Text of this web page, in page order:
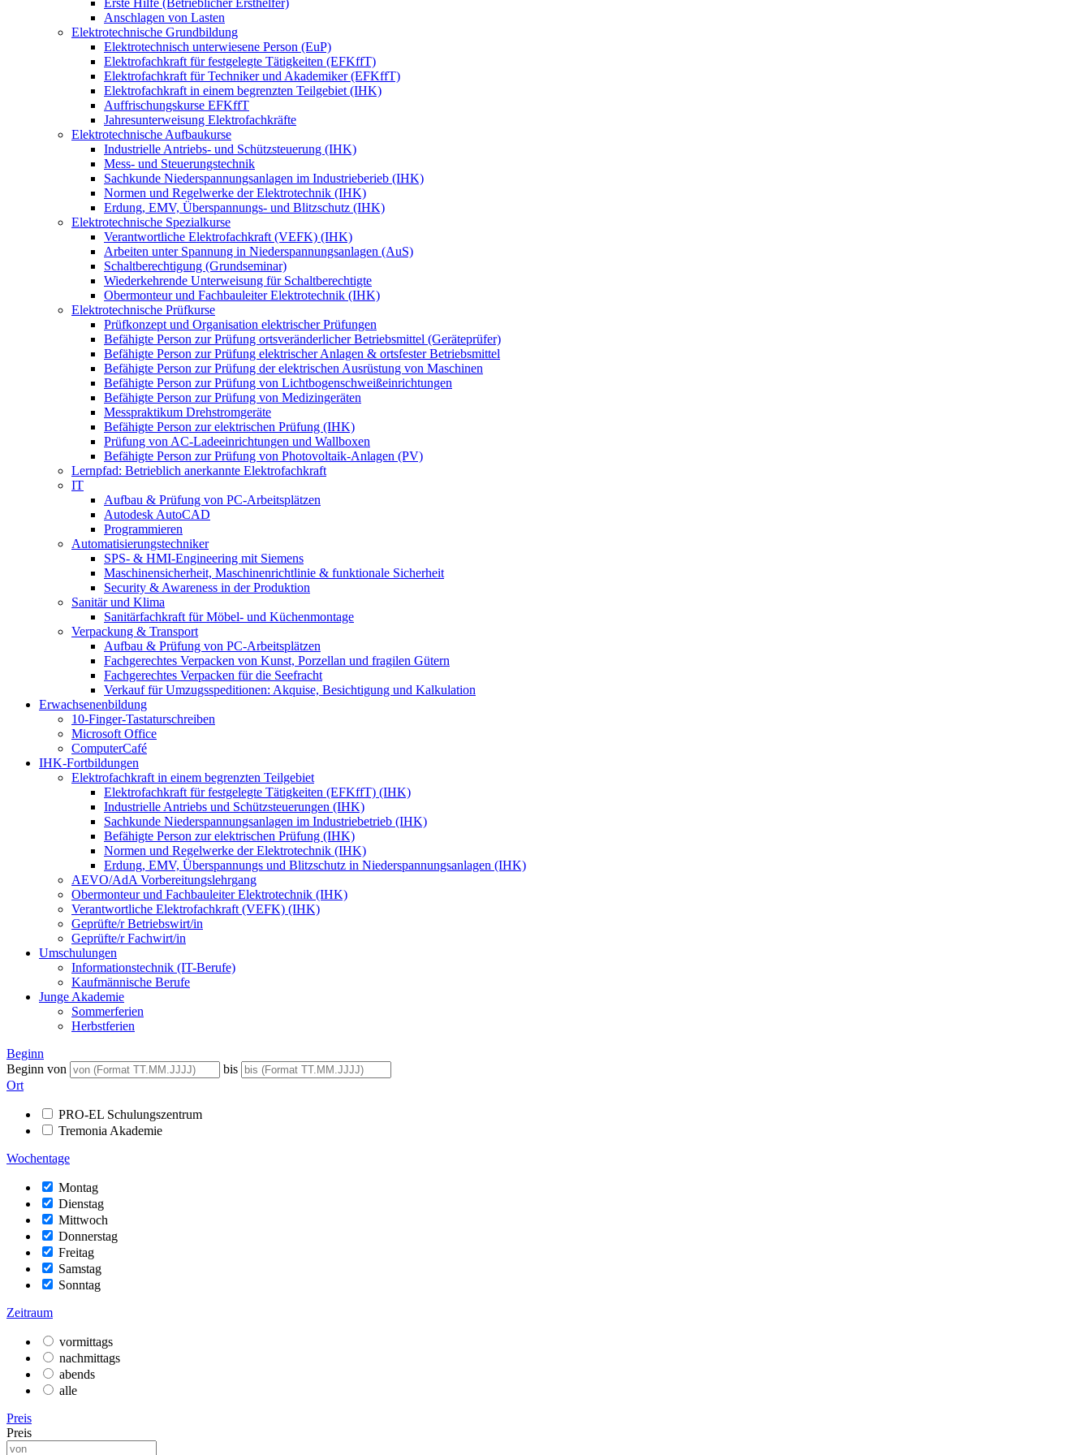
Anschlagen von Lasten
Elektrotechnische Grundbildung
Elektrotechnisch unterwiesene Person (EuP)
Elektrofachkraft für festgelegte Tätigkeiten (EFKffT)
Elektrofachkraft für Techniker und Akademiker (EFKffT)
Elektrofachkraft in einem begrenzten Teilgebiet (IHK)
Auffrischungskurse EFKffT
Jahresunterweisung Elektrofachkräfte
Elektrotechnische Aufbaukurse
Industrielle Antriebs- und Schützsteuerung (IHK)
Mess- und Steuerungstechnik
Sachkunde Niederspannungsanlagen im Industrieberieb (IHK)
Normen und Regelwerke der Elektrotechnik (IHK)
Erdung, EMV, Überspannungs- und Blitzschutz (IHK)
Elektrotechnische Spezialkurse
Verantwortliche Elektrofachkraft (VEFK) (IHK)
Arbeiten unter Spannung in Niederspannungsanlagen (AuS)
Schaltberechtigung (Grundseminar)
Wiederkehrende Unterweisung für Schaltberechtigte
Obermonteur und Fachbauleiter Elektrotechnik (IHK)
Elektrotechnische Prüfkurse
Prüfkonzept und Organisation elektrischer Prüfungen
Befähigte Person zur Prüfung ortsveränderlicher Betriebsmittel (Geräteprüfer)
Befähigte Person zur Prüfung elektrischer Anlagen & ortsfester Betriebsmittel
Befähigte Person zur Prüfung der elektrischen Ausrüstung von Maschinen
Befähigte Person zur Prüfung von Lichtbogenschweißeinrichtungen
Befähigte Person zur Prüfung von Medizingeräten
Messpraktikum Drehstromgeräte
Befähigte Person zur elektrischen Prüfung (IHK)
Prüfung von AC-Ladeeinrichtungen und Wallboxen
Befähigte Person zur Prüfung von Photovoltaik-Anlagen (PV)
Lernpfad: Betrieblich anerkannte Elektrofachkraft
IT
Aufbau & Prüfung von PC-Arbeitsplätzen
Autodesk AutoCAD
Programmieren
Automatisierungstechniker
SPS‑ & HMI‑Engineering mit Siemens
Maschinensicherheit, Maschinenrichtlinie & funktionale Sicherheit
Security & Awareness in der Produktion
Sanitär und Klima
Sanitärfachkraft für Möbel- und Küchenmontage
Verpackung & Transport
Aufbau & Prüfung von PC-Arbeitsplätzen
Fachgerechtes Verpacken von Kunst, Porzellan und fragilen Gütern
Fachgerechtes Verpacken für die Seefracht
Verkauf für Umzugsspeditionen: Akquise, Besichtigung und Kalkulation
Erwachsenenbildung
10-Finger-Tastaturschreiben
Microsoft Office
ComputerCafé
IHK-Fortbildungen
Elektrofachkraft in einem begrenzten Teilgebiet
Elektrofachkraft für festgelegte Tätigkeiten (EFKffT) (IHK)
Industrielle Antriebs und Schützsteuerungen (IHK)
Sachkunde Niederspannungsanlagen im Industriebetrieb (IHK)
Befähigte Person zur elektrischen Prüfung (IHK)
Normen und Regelwerke der Elektrotechnik (IHK)
Erdung, EMV, Überspannungs und Blitzschutz in Niederspannungsanlagen (IHK)
AEVO/AdA Vorbereitungslehrgang
Obermonteur und Fachbauleiter Elektrotechnik (IHK)
Verantwortliche Elektrofachkraft (VEFK) (IHK)
Geprüfte/r Betriebswirt/in
Geprüfte/r Fachwirt/in
Umschulungen
Informationstechnik (IT-Berufe)
Kaufmännische Berufe
Junge Akademie
Sommerferien
Herbstferien
Beginn
Beginn von
bis
Ort
PRO-EL Schulungszentrum
Tremonia Akademie
Wochentage
Montag
Dienstag
Mittwoch
Donnerstag
Freitag
Samstag
Sonntag
Zeitraum
vormittags
nachmittags
abends
alle
Preis
Preis